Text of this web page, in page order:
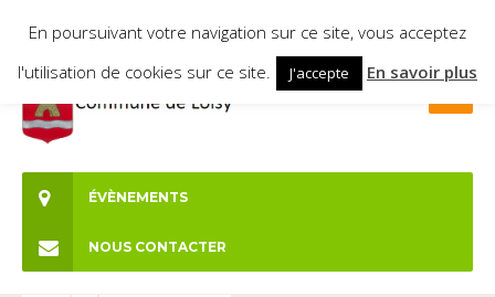
ÉVÈNEMENTS
NOUS CONTACTER
En poursuivant votre navigation sur ce site, vous acceptez
l'utilisation de cookies sur ce site.
J'accepte En savoir plus